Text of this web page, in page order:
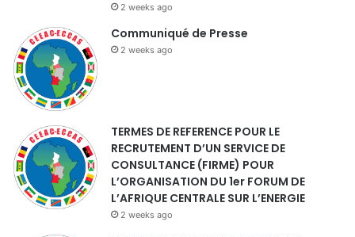
2 weeks ago
Communiqué de Presse
2 weeks ago
TERMES DE REFERENCE POUR LE
RECRUTEMENT D’UN SERVICE DE
CONSULTANCE (FIRME) POUR
L’ORGANISATION DU 1er FORUM DE
L’AFRIQUE CENTRALE SUR L’ENERGIE
2 weeks ago